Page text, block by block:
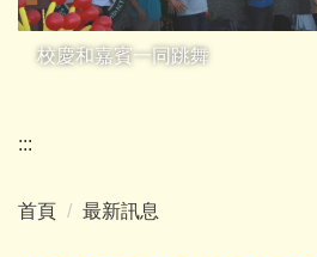
校慶和嘉賓一同跳舞
:::
首頁 最新訊息